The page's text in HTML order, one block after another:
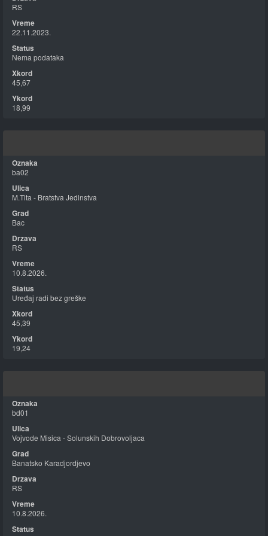
RS
22.11.2023.
Nema podataka
45,67
18,99
ba02
M.Tita - Bratstva Jedinstva
Bac
RS
10.8.2026.
Uređaj radi bez greške
45,39
19,24
bd01
Vojvode Misica - Solunskih Dobrovoljaca
Banatsko Karadjordjevo
RS
10.8.2026.